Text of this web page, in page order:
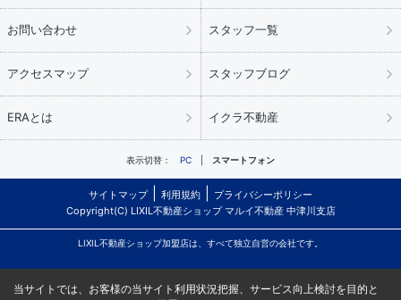
お問い合わせ スタッフ一覧
アクセスマップ スタッフブログ
ERAとは イクラ不動産
表示切替： PC スマートフォン
サイトマップ 利用規約
プライバシーポリシー
Copyright(C) LIXIL不動産ショップ マルイ不動産 中津川支店
LIXIL不動産ショップ加盟店は、すべて独立自営の会社です。
当サイトでは、お客様の当サイト利用状況把握、サービス向上検討を目的と